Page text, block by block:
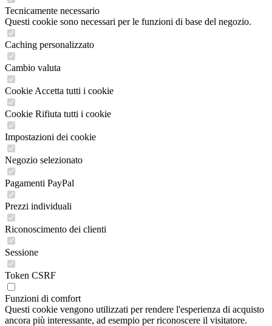
Tecnicamente necessario
Questi cookie sono necessari per le funzioni di base del negozio.
Caching personalizzato
Cambio valuta
Cookie Accetta tutti i cookie
Cookie Rifiuta tutti i cookie
Impostazioni dei cookie
Negozio selezionato
Pagamenti PayPal
Prezzi individuali
Riconoscimento dei clienti
Sessione
Token CSRF
Funzioni di comfort
Questi cookie vengono utilizzati per rendere l'esperienza di acquisto
ancora più interessante, ad esempio per riconoscere il visitatore.